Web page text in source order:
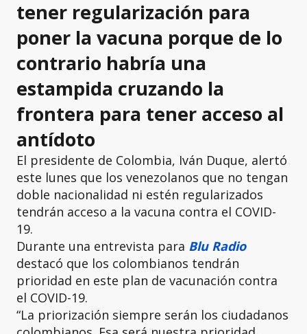
tener regularización para
poner la vacuna porque de lo
contrario habría una
estampida cruzando la
frontera para tener acceso al
antídoto
El presidente de Colombia, Iván Duque, alertó
este lunes que los venezolanos que no tengan
doble nacionalidad ni estén regularizados
tendrán acceso a la vacuna contra el COVID-
19.
Durante una entrevista para Blu Radio
destacó que los colombianos tendrán
prioridad en este plan de vacunación contra
el COVID-19.
“La priorización siempre serán los ciudadanos